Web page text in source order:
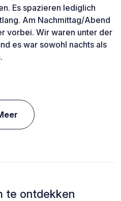
Es spazieren lediglich
Am Nachmittag/Abend
vorbei. Wir waren unter der
es war sowohl nachts als
te ontdekken